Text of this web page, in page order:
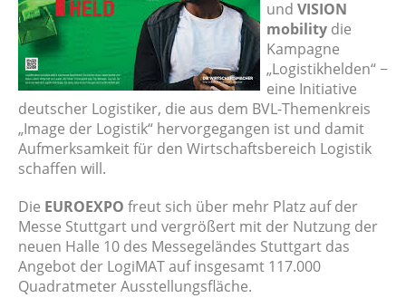
und VISION
mobility die
Kampagne
„Logistikhelden“ −
eine Initiative
deutscher Logistiker, die aus dem BVL-Themenkreis
„Image der Logistik“ hervorgegangen ist und damit
Aufmerksamkeit für den Wirtschaftsbereich Logistik
schaffen will.
Die EUROEXPO freut sich über mehr Platz auf der
Messe Stuttgart und vergrößert mit der Nutzung der
neuen Halle 10 des Messegeländes Stuttgart das
Angebot der LogiMAT auf insgesamt 117.000
Quadratmeter Ausstellungsfläche.